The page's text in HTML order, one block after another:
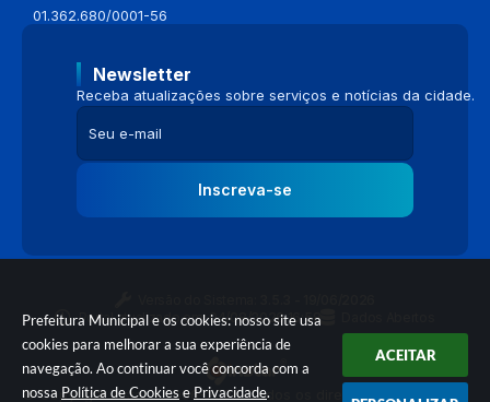
Prefeitura Municipal e os cookies: nosso site usa
cookies para melhorar a sua experiência de
navegação. Ao continuar você concorda com a
nossa Política de Cookies e Privacidade.
ACEITAR
01.362.680/0001-56
Newsletter
Receba atualizações sobre serviços e notícias da cidade.
Inscreva-se
Portal atualizado em:04/08/2026 16:58
© Copyright Instar - 2006-2026. Todos os direitos reservados -